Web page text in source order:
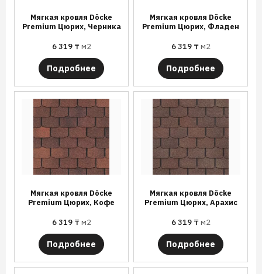
Мягкая кровля Döcke
Premium Цюрих, Черника
6 319 ₸м2
Подробнее
Мягкая кровля Döcke
Premium Цюрих, Фладен
6 319 ₸м2
Подробнее
Мягкая кровля Döcke
Premium Цюрих, Кофе
6 319 ₸м2
Подробнее
Мягкая кровля Döcke
Premium Цюрих, Арахис
6 319 ₸м2
Подробнее